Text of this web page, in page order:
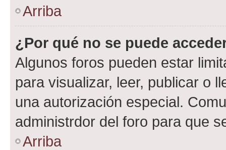
Arriba
¿Por qué no se puede
Algunos foros pueden estar
para visualizar, leer, publicar o
una autorización especial.
administrdor del foro para que
Arriba